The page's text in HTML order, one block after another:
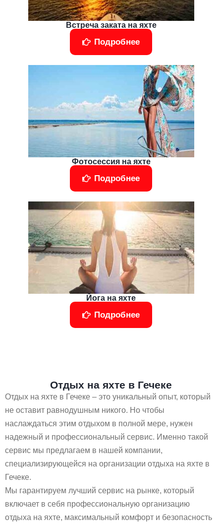
Встреча заката на яхте
Подробнее
Фотосессия на яхте
Подробнее
Йога на яхте
Подробнее
Отдых на яхте в Гечеке
Отдых на яхте в Гечеке – это уникальный опыт, который
не оставит равнодушным никого. Но чтобы
наслаждаться этим отдыхом в полной мере, нужен
надежный и профессиональный сервис. Именно такой
сервис мы предлагаем в нашей компании,
специализирующейся на организации отдыха на яхте в
Гечеке.
Мы гарантируем лучший сервис на рынке, который
включает в себя профессиональную организацию
отдыха на яхте, максимальный комфорт и безопасность